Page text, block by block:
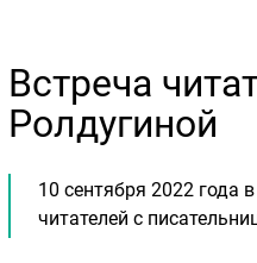
Встреча
Ролдугиной
10 сентября 2022 года
читателей с